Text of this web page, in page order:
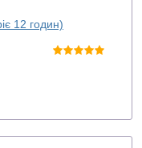
12 годин)